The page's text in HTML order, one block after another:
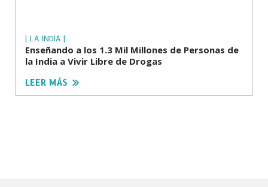
| LA INDIA |
Enseñando a los 1.3 Mil Millones de Personas de
la India a Vivir Libre de Drogas
LEER MÁS